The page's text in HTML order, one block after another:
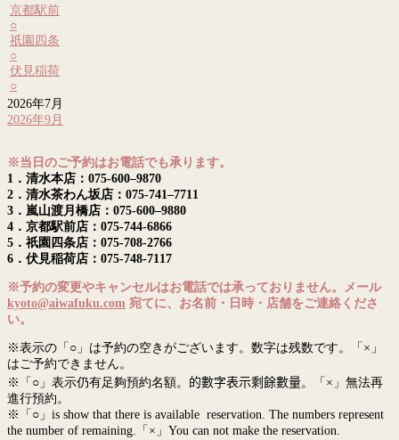
京都駅前
○
祇園四条
○
伏見稲荷
○
2026年7月
2026年9月
※当日のご予約はお電話でも承ります。
1．清水本店：075-600–9870
2．清水茶わん坂店：075-741–7711
3．嵐山渡月橋店：075-600–9880
4．京都駅前店：075-744-6866
5．祇園四条店：075-708-2766
6．伏見稲荷店：075-748-7117
※予約の変更やキャンセルはお電話では承っておりません。メール
kyoto@aiwafuku.com 宛てに、お名前・日時・店舗をご連絡くださ
い。
※表示の「○」は予約の空きがございます。数字は残数です。「×」
はご予約できません。
※「○」表示仍有足夠預約名額。 的數字表示剩餘數量。「×」無法再
進行預約。
※「○」is show that there is available reservation. The numbers represent
the number of remaining.「×」You can not make the reservation.